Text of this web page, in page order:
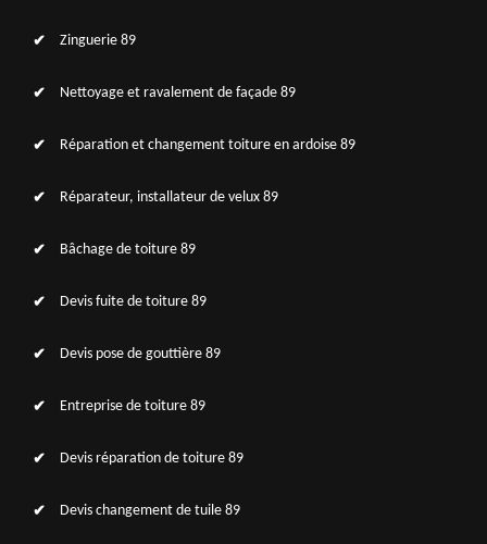
Zinguerie 89
Nettoyage et ravalement de façade 89
Réparation et changement toiture en ardoise 89
Réparateur, installateur de velux 89
Bâchage de toiture 89
Devis fuite de toiture 89
Devis pose de gouttière 89
Entreprise de toiture 89
Devis réparation de toiture 89
Devis changement de tuile 89